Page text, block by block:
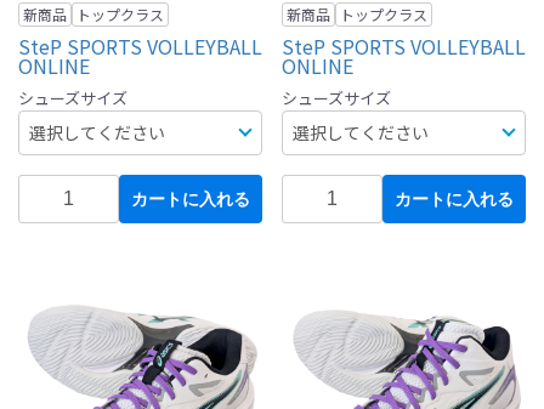
新商品 トップクラス
SteP SPORTS VOLLEYBALL
ONLINE
シューズサイズ
カートに入れる
新商品 トップクラス
SteP SPORTS VOLLEYBALL
ONLINE
シューズサイズ
カートに入れる